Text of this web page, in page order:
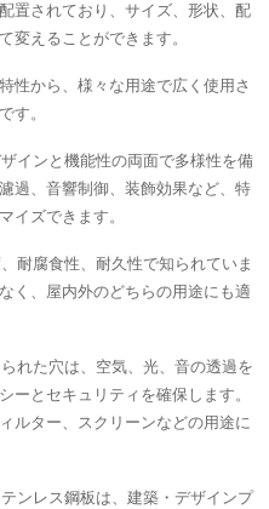
置されており、サイズ、形状、配
変えることができます。
性から、様々な用途で広く使用さ
す。
インと機能性の両面で多様性を備
過、音響制御、装飾効果など、特
イズできます。
耐腐食性、耐久性で知られていま
く、屋内外のどちらの用途にも適
れた穴は、空気、光、音の透過を
ーとセキュリティを確保します。
ルター、スクリーンなどの用途に
ンレス鋼板は、建築・デザインプ